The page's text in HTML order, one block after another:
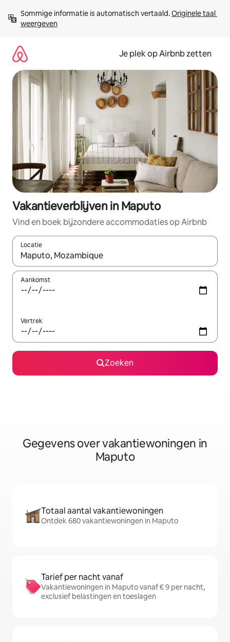
direct
naar
Sommige informatie is automatisch vertaald. Originele taal
weergeven
Je plek op Airbnb zetten
Vakantieverblijven in Maputo
Vind en boek bijzondere accommodaties op Airbnb
Locatie
Wanneer er resultaten beschikbaar zijn, maak je een keuze
Aankomst
Vertrek
Zoeken
Gegevens over vakantiewoningen in
Maputo
Totaal aantal vakantiewoningen
Ontdek 680 vakantiewoningen in Maputo
Tarief per nacht vanaf
Vakantiewoningen in Maputo vanaf € 9 per nacht,
exclusief belastingen en toeslagen